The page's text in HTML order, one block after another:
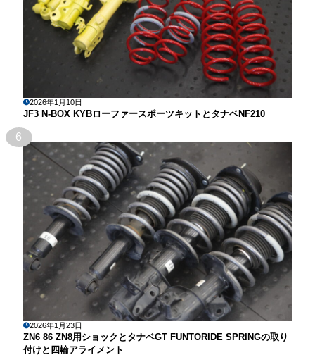
2026年1月10日
JF3 N-BOX KYBローファースポーツキットとタナベNF210
6
2026年1月23日
ZN6 86 ZN8用ショックとタナベGT FUNTORIDE SPRINGの取り
付けと四輪アライメント